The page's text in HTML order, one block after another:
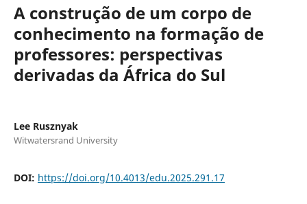
A construção de um corpo de
conhecimento na formação de
professores: perspectivas
derivadas da África do Sul
Lee Rusznyak
Witwatersrand University
DOI: https://doi.org/10.4013/edu.2025.291.17